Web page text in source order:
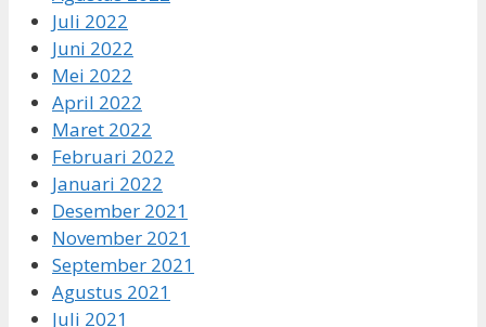
Juli 2022
Juni 2022
Mei 2022
April 2022
Maret 2022
Februari 2022
Januari 2022
Desember 2021
November 2021
September 2021
Agustus 2021
Juli 2021